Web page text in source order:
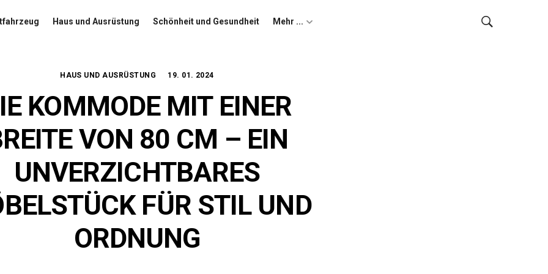
Haus und Ausrüstung Schönheit und Gesundheit Mehr ...
HAUS UND AUSRÜSTUNG 19. 01. 2024
KOMMODE MIT EINER
VON 80 CM – EIN
UNVERZICHTBARES
FÜR STIL UND
ORDNUNG